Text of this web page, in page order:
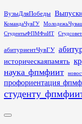
Перейти
к
содержимому
ВузыДляПобеды
КомандаЧувГУ
СтудентыФПМФиИТ
абитуриентЧувГУ
историческаяпамять
наука_фпмфиит
Основное